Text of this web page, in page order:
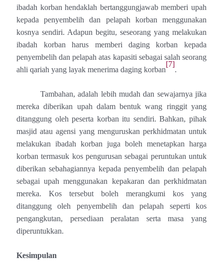
ibadah korban hendaklah bertanggungjawab memberi upah
kepada penyembelih dan pelapah korban menggunakan
kosnya sendiri. Adapun begitu, seseorang yang melakukan
ibadah korban harus memberi daging korban kepada
penyembelih dan pelapah atas kapasiti sebagai salah seorang
ahli qariah yang layak menerima daging korban
[7]
.
Tambahan, adalah lebih mudah dan sewajarnya jika
mereka diberikan upah dalam bentuk wang ringgit yang
ditanggung oleh peserta korban itu sendiri. Bahkan, pihak
masjid atau agensi yang menguruskan perkhidmatan untuk
melakukan ibadah korban juga boleh menetapkan harga
korban termasuk kos pengurusan sebagai peruntukan untuk
diberikan sebahagiannya kepada penyembelih dan pelapah
sebagai upah menggunakan kepakaran dan perkhidmatan
mereka. Kos tersebut boleh merangkumi kos yang
ditanggung oleh penyembelih dan pelapah seperti kos
pengangkutan, persediaan peralatan serta masa yang
diperuntukkan.
Kesimpulan